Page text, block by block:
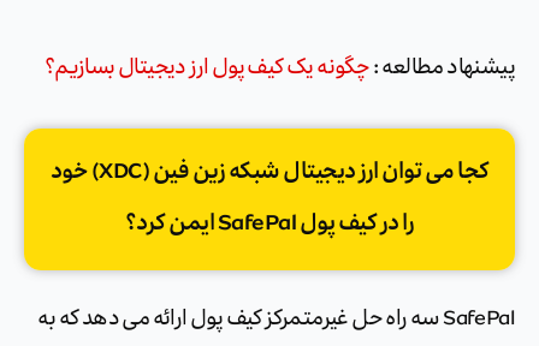
پیشنهاد مطالعه : چگونه یک کیف پول ارز دیجیتال بسازیم؟
کجا می توان ارز ديجيتال شبکه زین فین (XDC) خود
را در کیف پول SafePal ایمن کرد؟
SafePal سه راه حل غیرمتمرکز کیف پول ارائه می دهد که به